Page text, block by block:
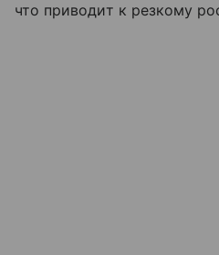
что приводит к резкому